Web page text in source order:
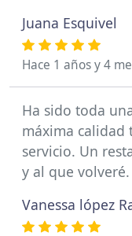
Juana Esquivel
Hace 1 años y 4
Ha sido toda
máxima calidad
servicio. Un
y al que volveré.
Vanessa lópez